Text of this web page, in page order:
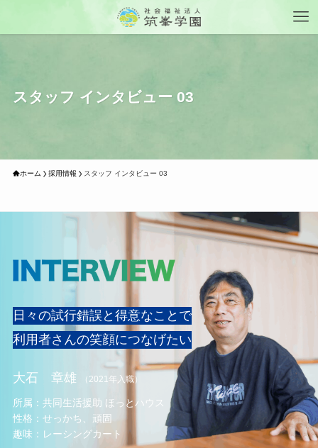
スタッフ インタビュー 03
ホーム 採用情報 スタッフ インタビュー 03
日々の試行錯誤と得意なことで
利用者さんの笑顔につなげたい
大石 章雄 （2021年入職）
所属：共同生活援助 ほっとハウス
性格：せっかち、頑固
趣味：レーシングカート